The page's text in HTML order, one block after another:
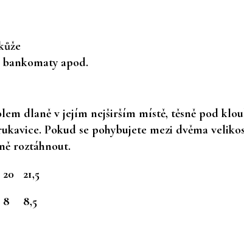
apod.
dlaně v jejím nejširším místě, těsně pod
Pokud se pohybujete mezi dvěma
roztáhnout.
20
21,5
8 8,5